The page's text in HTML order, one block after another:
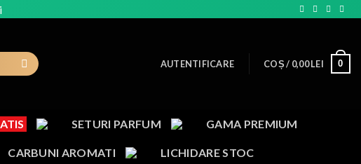
AUTENTIFICARE COȘ / 0,00LEI 0
SETURI PARFUM GAMA PREMIUM
CARBUNI AROMATI LICHIDARE STOC